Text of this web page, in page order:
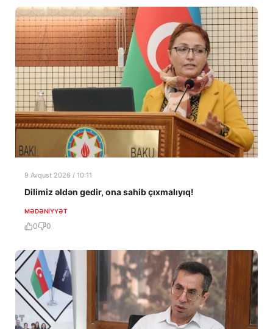
9 Avqust 2026 / 10:11
Dilimiz əldən gedir, ona sahib çıxmalıyıq!
MƏDƏNIYYƏT
0 0